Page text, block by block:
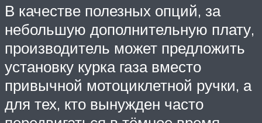
В качестве полезных опций, за
небольшую дополнительную плату,
производитель может предложить
установку курка газа вместо
привычной мотоциклетной ручки, а
для тех, кто вынужден часто